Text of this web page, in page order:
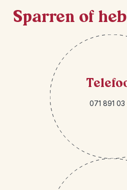
Sparren of
071 891 03